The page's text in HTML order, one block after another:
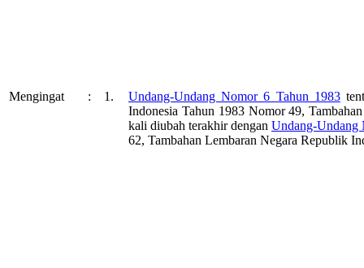
Mengingat : 1. Undang-Undang Nomor 6 Tahun 1983
Indonesia Tahun 1983 Nomor 49,
kali diubah terakhir dengan Undang-Undang
62, Tambahan Lembaran Negara Republik